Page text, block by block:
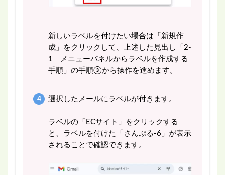
新しいラベルを付けたい場合は「新規作
成」をクリックして、上述した見出し「2-
1 メニューパネルからラベルを作成する
手順」の手順③から操作を進めます。
選択したメールにラベルが付きます。
ラベルの「ECサイト」をクリックする
と、ラベルを付けた「さんぷる-6」が表示
されることで確認できます。